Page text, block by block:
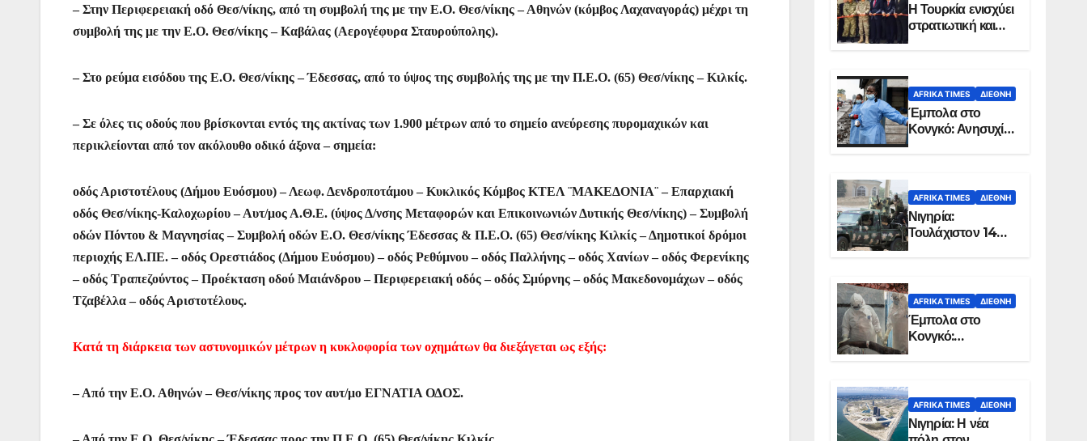
– Στην Περιφερειακή οδό Θεσ/νίκης, από τη συμβολή της με την Ε.Ο. Θεσ/νίκης – Αθηνών (κόμβος Λαχαναγοράς) μέχρι τη
συμβολή της με την Ε.Ο. Θεσ/νίκης – Καβάλας (Αερογέφυρα Σταυρούπολης).
– Στο ρεύμα εισόδου της Ε.Ο. Θεσ/νίκης – Έδεσσας, από το ύψος της συμβολής της με την Π.Ε.Ο. (65) Θεσ/νίκης – Κιλκίς.
– Σε όλες τις οδούς που βρίσκονται εντός της ακτίνας των 1.900 μέτρων από το σημείο ανεύρεσης πυρομαχικών και
περικλείονται από τον ακόλουθο οδικό άξονα – σημεία:
οδός Αριστοτέλους (Δήμου Ευόσμου) – Λεωφ. Δενδροποτάμου – Κυκλικός Κόμβος ΚΤΕΛ ¨ΜΑΚΕΔΟΝΙΑ¨ – Επαρχιακή
οδός Θεσ/νίκης-Καλοχωρίου – Αυτ/μος Α.Θ.Ε. (ύψος Δ/νσης Μεταφορών και Επικοινωνιών Δυτικής Θεσ/νίκης) – Συμβολή
οδών Πόντου & Μαγνησίας – Συμβολή οδών Ε.Ο. Θεσ/νίκης Έδεσσας & Π.Ε.Ο. (65) Θεσ/νίκης Κιλκίς – Δημοτικοί δρόμοι
περιοχής ΕΛ.ΠΕ. – οδός Ορεστιάδος (Δήμου Ευόσμου) – οδός Ρεθύμνου – οδός Παλλήνης – οδός Χανίων – οδός Φερενίκης
– οδός Τραπεζούντος – Προέκταση οδού Μαιάνδρου – Περιφερειακή οδός – οδός Σμύρνης – οδός Μακεδονομάχων – οδός
Τζαβέλλα – οδός Αριστοτέλους.
Κατά τη διάρκεια των αστυνομικών μέτρων η κυκλοφορία των οχημάτων θα διεξάγεται ως εξής:
– Από την Ε.Ο. Αθηνών – Θεσ/νίκης προς τον αυτ/μο ΕΓΝΑΤΙΑ ΟΔΟΣ.
Η Τουρκία ενισχύει
στρατιωτική και
ενεργειακή
Σομαλία
AFRIKA TIMES ΔΙΕΘΝΉ
Έμπολα στο
Κονγκό: Ανησυχία
για τη μεγάλη
AFRIKA TIMES ΔΙΕΘΝΉ
Νιγηρία:
Τουλάχιστον 14
νεκροί από
στην Οτούκπο
AFRIKA TIMES ΔΙΕΘΝΉ
Έμπολα στο
Κονγκό:
Ξεπέρασαν τους
AFRIKA TIMES ΔΙΕΘΝΉ
Νιγηρία: Η νέα